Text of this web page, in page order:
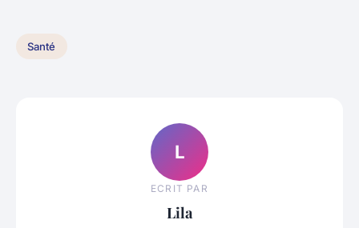
Santé
L
ECRIT PAR
Lila